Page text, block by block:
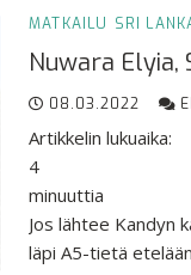
MATKAILU SRI
Nuwara Elyia,
08.03.2022
Artikkelin lukuaika:
4
minuuttia
Jos lähtee Kandyn
läpi A5-tietä